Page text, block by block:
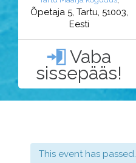
Õpetaja 5, Tartu, 51003,
Eesti
 Vaba
sissepääs!
This event has passed.